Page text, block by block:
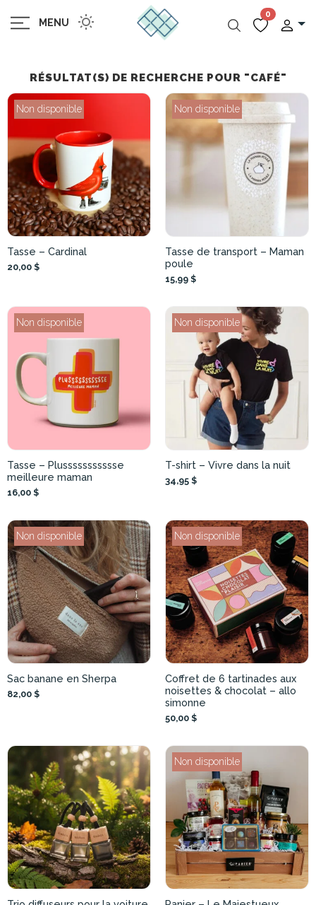
MENU
0
RÉSULTAT(S) DE RECHERCHE POUR "CAFÉ"
Non disponible
Tasse – Cardinal
20,00 $
Non disponible
Tasse de transport – Maman
poule
15,99 $
Non disponible
Tasse – Plussssssssssse
meilleure maman
16,00 $
Non disponible
T-shirt – Vivre dans la nuit
34,95 $
Non disponible
Sac banane en Sherpa
82,00 $
Non disponible
Coffret de 6 tartinades aux
noisettes & chocolat – allo
simonne
50,00 $
Non disponible